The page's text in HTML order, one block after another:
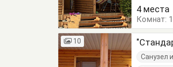
Шкаф
4 места
Комнат: 1
10
Санузел